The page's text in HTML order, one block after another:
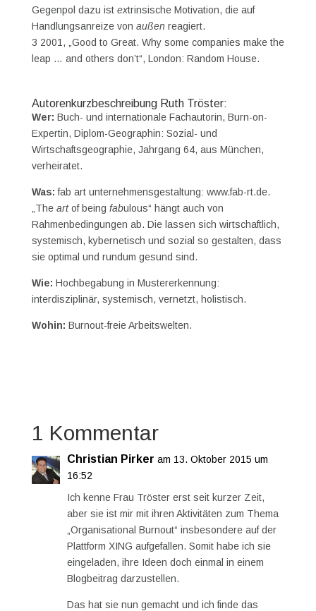
Gegenpol dazu ist extrinsische Motivation, die auf
Handlungsanreize von außen reagiert.
3 2001, „Good to Great. Why some companies make the
leap … and others don’t“, London: Random House.
Autorenkurzbeschreibung Ruth Tröster:
Wer: Buch- und internationale Fachautorin, Burn-on-
Expertin, Diplom-Geographin: Sozial- und
Wirtschaftsgeographie, Jahrgang 64, aus München,
verheiratet.
Was: fab art unternehmensgestaltung: www.fab-rt.de.
„The artof being fabulous“ hängt auch von
Rahmenbedingungen ab. Die lassen sich wirtschaftlich,
systemisch, kybernetisch und sozial so gestalten, dass
sie optimal und rundum gesund sind.
Wie: Hochbegabung in Mustererkennung:
interdisziplinär, systemisch, vernetzt, holistisch.
Wohin: Burnout-freie Arbeitswelten.
1 Kommentar
Christian Pirker am 13. Oktober 2015 um
16:52
Ich kenne Frau Tröster erst seit kurzer Zeit,
aber sie ist mir mit ihren Aktivitäten zum Thema
„Organisational Burnout“ insbesondere auf der
Plattform XING aufgefallen. Somit habe ich sie
eingeladen, ihre Ideen doch einmal in einem
Blogbeitrag darzustellen.
Das hat sie nun gemacht und ich finde das